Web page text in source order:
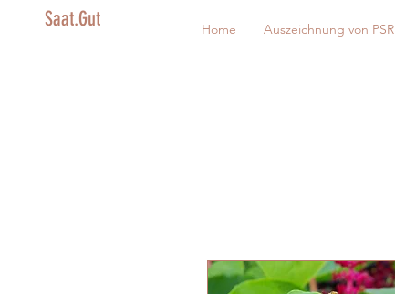
Saat.Gut Home Auszeichnung von PSR